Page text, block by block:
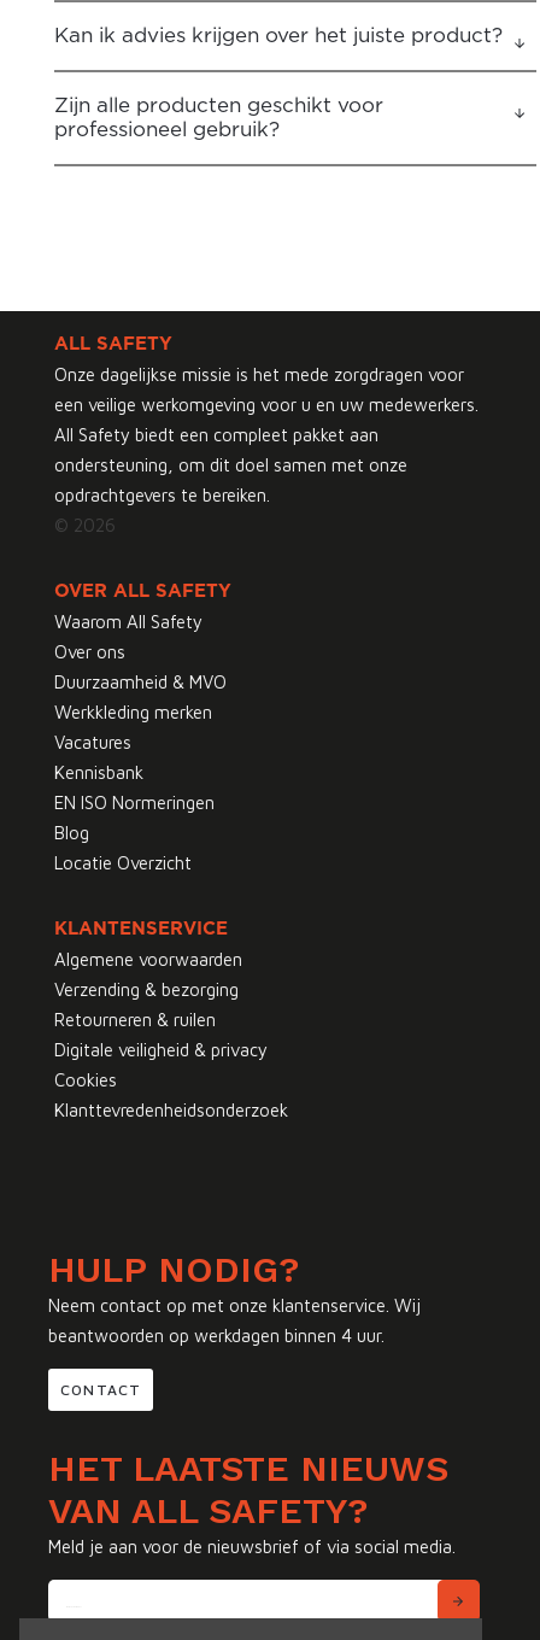
Kan ik advies krijgen over het juiste product?
Zijn alle producten geschikt voor
professioneel gebruik?
ALL SAFETY
Onze dagelijkse missie is het mede zorgdragen voor
een veilige werkomgeving voor u en uw medewerkers.
All Safety biedt een compleet pakket aan
ondersteuning, om dit doel samen met onze
opdrachtgevers te bereiken.
© 2026
OVER ALL SAFETY
Waarom All Safety
Over ons
Duurzaamheid & MVO
Werkkleding merken
Vacatures
Kennisbank
EN ISO Normeringen
Blog
Locatie Overzicht
KLANTENSERVICE
Algemene voorwaarden
Verzending & bezorging
Retourneren & ruilen
Digitale veiligheid & privacy
Cookies
Klanttevredenheidsonderzoek
HULP NODIG?
Neem contact op met onze klantenservice. Wij
beantwoorden op werkdagen binnen 4 uur.
CONTACT
HET LAATSTE NIEUWS
VAN ALL SAFETY?
Meld je aan voor de nieuwsbrief of via social media.